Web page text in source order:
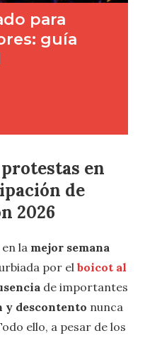
en
de
2026
la mejor semana
por el boicot al
de importantes
y descontento nunca
ello, a pesar de los